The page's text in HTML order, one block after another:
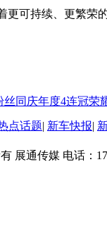
更可持续、更繁荣
丝同庆年度4连冠荣
点话题| 新车快报|
展通传媒 电话：